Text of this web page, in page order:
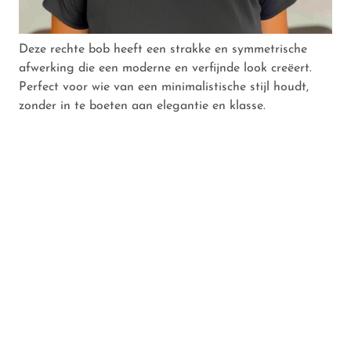
Deze rechte bob heeft een strakke en symmetrische
afwerking die een moderne en verfijnde look creëert.
Perfect voor wie van een minimalistische stijl houdt,
zonder in te boeten aan elegantie en klasse.